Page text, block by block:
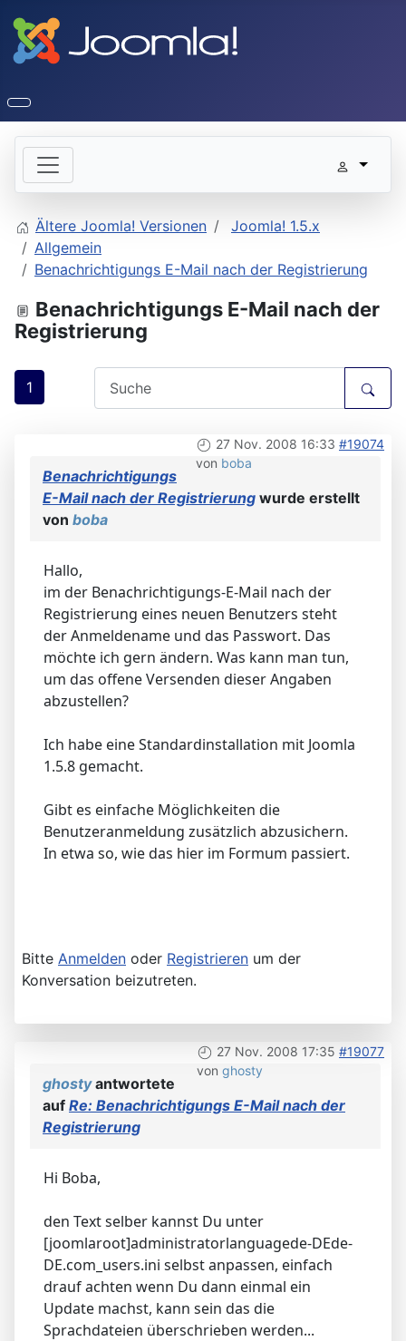
Ältere Joomla! Versionen
Joomla! 1.5.x
Allgemein
Benachrichtigungs E-Mail nach der Registrierung
Benachrichtigungs E-Mail nach der
Registrierung
1
27 Nov. 2008 16:33 #19074
von boba
Benachrichtigungs
E-Mail nach der Registrierung wurde erstellt
von boba
Hallo,
im der Benachrichtigungs-E-Mail nach der
Registrierung eines neuen Benutzers steht
der Anmeldename und das Passwort. Das
möchte ich gern ändern. Was kann man tun,
um das offene Versenden dieser Angaben
abzustellen?
Ich habe eine Standardinstallation mit Joomla
1.5.8 gemacht.
Gibt es einfache Möglichkeiten die
Benutzeranmeldung zusätzlich abzusichern.
In etwa so, wie das hier im Formum passiert.
Bitte Anmelden oder Registrieren um der
Konversation beizutreten.
27 Nov. 2008 17:35 #19077
von ghosty
ghostyantwortete
auf Re: Benachrichtigungs E-Mail nach der
Registrierung
Hi Boba,
den Text selber kannst Du unter
[joomlaroot]administratorlanguagede-DEde-
DE.com_users.ini selbst anpassen, einfach
drauf achten wenn Du dann einmal ein
Update machst, kann sein das die
Sprachdateien überschrieben werden...